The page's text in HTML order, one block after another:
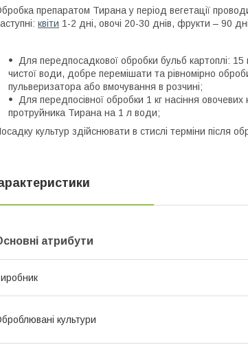
препаратом Тирана у період вегетації
квіти 1-2 дні, овочі 20-30 днів, фрукти – 90
Для передпосадкової обробки бульб картоплі:
чистої води, добре перемішати та рівномірно
пульверизатора або вмочування в розчині;
Для передпосівної обробки 1 кг насіння
протруйника Тирана на 1 л води;
культур здійснювати в стислі терміни після
атрибути
культури